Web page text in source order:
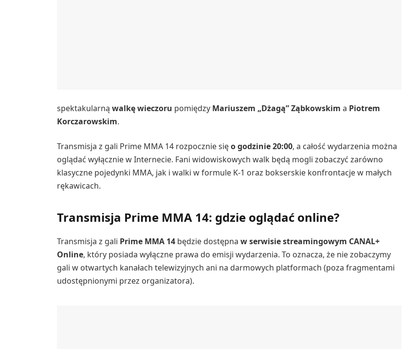
spektakularnąwalkę wieczoru pomiędzy Mariuszem „Dżagą” Ząbkowskim a Piotrem
Korczarowskim.
Transmisja z gali Prime MMA 14 rozpocznie sięo godzinie 20:00, a całość wydarzenia można
oglądać wyłącznie w Internecie. Fani widowiskowych walk będą mogli zobaczyć zarówno
klasyczne pojedynki MMA, jak i walki w formule K-1 oraz bokserskie konfrontacje w małych
rękawicach.
Transmisja Prime MMA 14: gdzie oglądać online?
Transmisja z gali Prime MMA 14 będzie dostępnaw serwisie streamingowym CANAL+
Online, który posiada wyłączne prawa do emisji wydarzenia. To oznacza, że nie zobaczymy
gali w otwartych kanałach telewizyjnych ani na darmowych platformach (poza fragmentami
udostępnionymi przez organizatora).